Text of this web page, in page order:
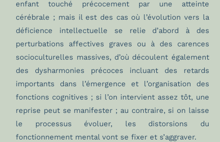
enfant touché précocement par une atteinte
cérébrale ; mais il est des cas où l’évolution vers la
déficience intellectuelle se relie d’abord à des
perturbations affectives graves ou à des carences
socioculturelles massives, d’où découlent également
des dysharmonies précoces incluant des retards
importants dans l’émergence et l’organisation des
fonctions cognitives ; si l’on intervient assez tôt, une
reprise peut se manifester ; au contraire, si on laisse
le processus évoluer, les distorsions du
fonctionnement mental vont se fixer et s’aggraver.